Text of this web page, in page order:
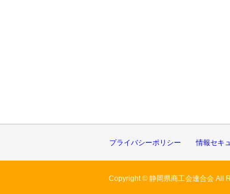
プライバシーポリシー 情報セキ
Copyright © 静岡県商工会連合会 All